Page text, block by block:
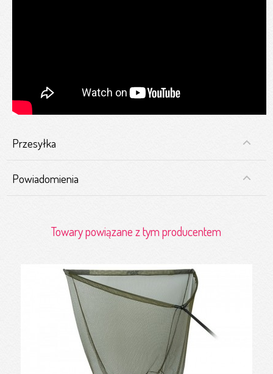
Przesyłka
Powiadomienia
Towary powiązane z tym producentem